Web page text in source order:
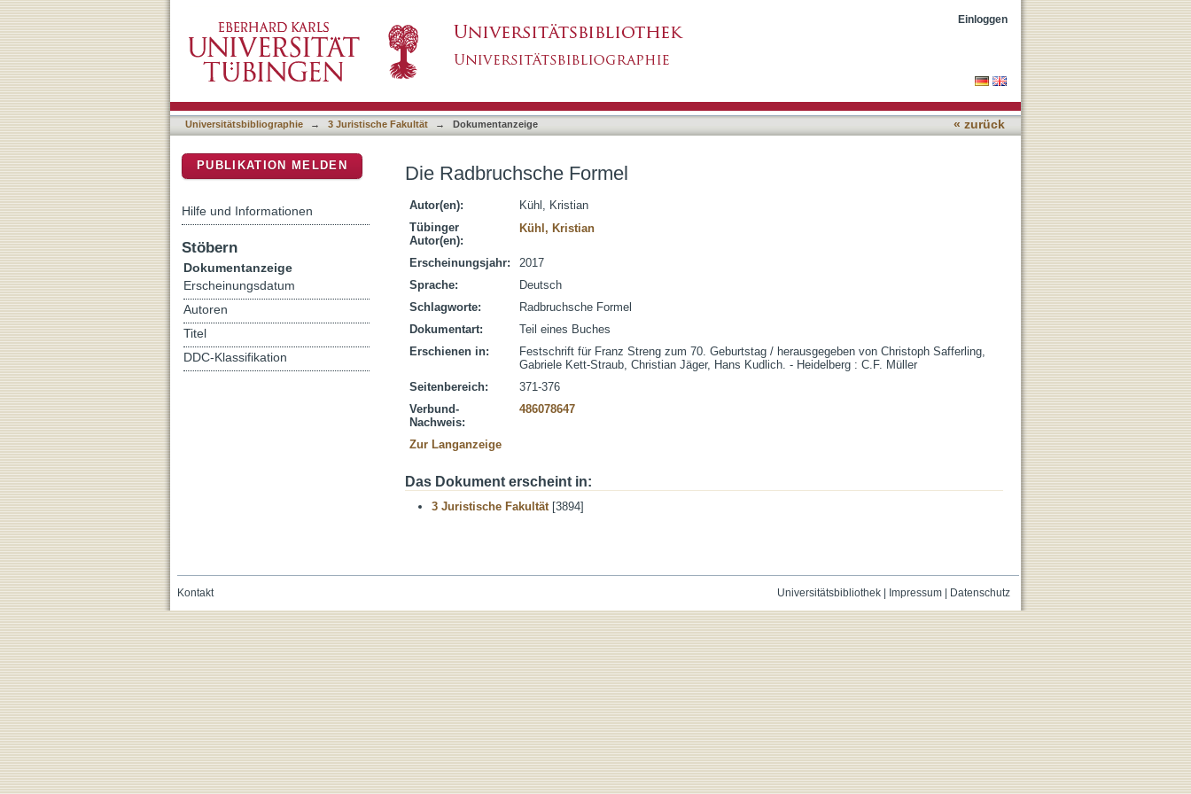
Einloggen
Universitätsbibliographie → 3 Juristische Fakultät → Dokumentanzeige « zurück
Die Radbruchsche Formel
Autor(en):
Kühl, Kristian
Tübinger
Autor(en):
Kühl, Kristian
Erscheinungsjahr:
2017
Sprache:
Deutsch
Schlagworte:
Radbruchsche Formel
Dokumentart:
Teil eines Buches
Erschienen in:
Festschrift für Franz Streng zum 70. Geburtstag / herausgegeben von Christoph Safferling,
Gabriele Kett-Straub, Christian Jäger, Hans Kudlich. - Heidelberg : C.F. Müller
Seitenbereich:
371-376
Verbund-
Nachweis:
486078647
Zur Langanzeige
Das Dokument erscheint in:
3 Juristische Fakultät[3894]
PUBLIKATION MELDEN
Hilfe und Informationen
Stöbern
Dokumentanzeige
Erscheinungsdatum
Autoren
Titel
DDC-Klassifikation
Universitätsbibliothek| Impressum| Datenschutz
Kontakt